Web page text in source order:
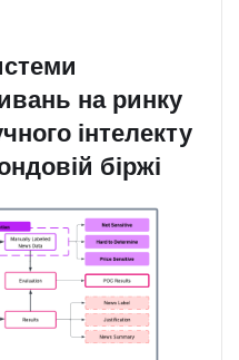
на ринку
інтелекту
біржі